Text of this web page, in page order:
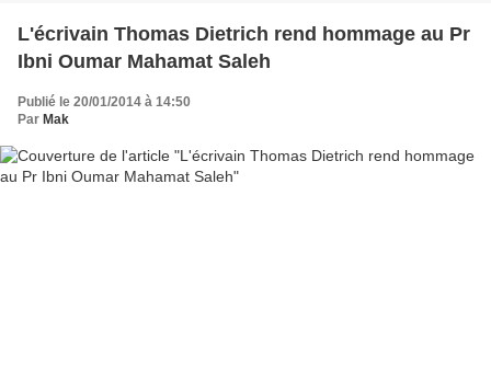
L'écrivain Thomas Dietrich rend hommage au Pr
Ibni Oumar Mahamat Saleh
Publié le 20/01/2014 à 14:50
Par Mak